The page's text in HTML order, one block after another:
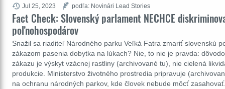
Fact Check: Slovenský parlament NECHCE
poľnohospodárov
Snažil sa riaditeľ Národného parku Veľká Fatra zmariť slovenskú
zákazom pasenia dobytka na lúkach? Nie, to nie je pravda:
zákazu je výskyt vzácnej rastliny (archivované tu), nie cielená
produkcie. Ministerstvo životného prostredia pripravuje
na ochranu národných parkov, kde človek nebude môcť
Jul 25, 2023 podľa: Novinári Lead Stories